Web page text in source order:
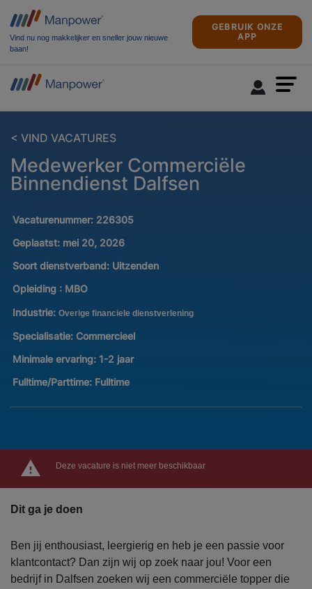
Vind nu nog makkelijker en sneller jouw nieuwe
baan!
GEBRUIK ONZE
APP
< VIND VACATURES
Medewerker Commerciële
Binnendienst Dalfsen
Vacaturenummer: 226305
Geplaatst: mei 20, 2026
Soort dienstverband: Uitzenden
Opleiding : MBO
Industrie: Overige financiele dienstverlening
Specialisatie: Commercieel
Minimale ervaring: 1-2 jaar
Fulltime/Parttime: Fulltime
Deze vacature is niet meer beschikbaar
Dit ga je doen
Ben jij enthousiast, leergierig en heb je een passie voor
klantcontact? Dan zijn wij op zoek naar jou! Voor een
bedrijf in Dalfsen zoeken wij een commerciële topper die